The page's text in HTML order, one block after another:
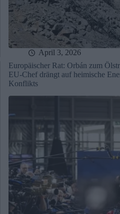
April 3, 2026
Europäischer Rat: Orbán zum
EU-Chef drängt auf heimische
Konflikts